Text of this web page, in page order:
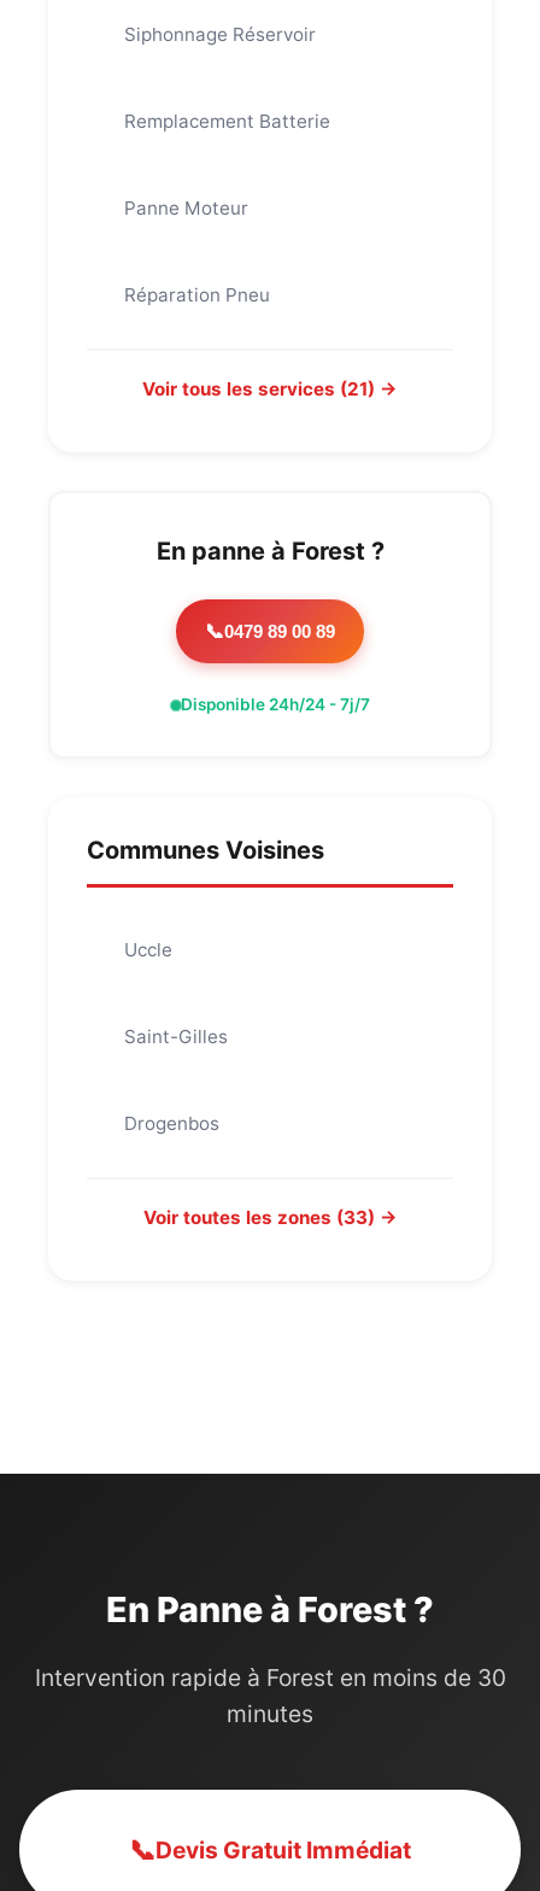
Siphonnage Réservoir
Remplacement Batterie
Panne Moteur
Réparation Pneu
Voir tous les services (21) →
En panne à Forest ?
📞0479 89 00 89
Disponible 24h/24 - 7j/7
Communes Voisines
Uccle
Saint-Gilles
Drogenbos
Voir toutes les zones (33) →
En Panne à Forest ?
Intervention rapide à Forest en moins de 30
minutes
📞Devis Gratuit Immédiat